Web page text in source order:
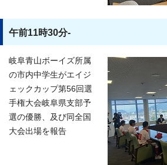
午前11時30分-
岐阜青山ボーイズ所属
の市内中学生がエイジ
ェックカップ第56回選
手権大会岐阜県支部予
選の優勝、及び同全国
大会出場を報告